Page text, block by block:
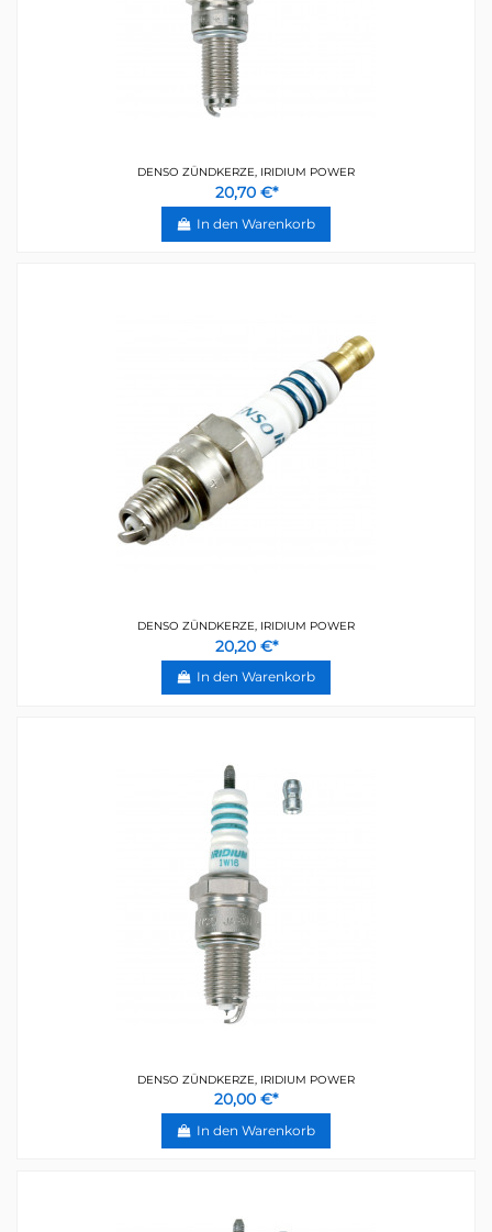
DENSO ZÜNDKERZE, IRIDIUM POWER
20,70 €*
In den Warenkorb
DENSO ZÜNDKERZE, IRIDIUM POWER
20,20 €*
In den Warenkorb
DENSO ZÜNDKERZE, IRIDIUM POWER
20,00 €*
In den Warenkorb